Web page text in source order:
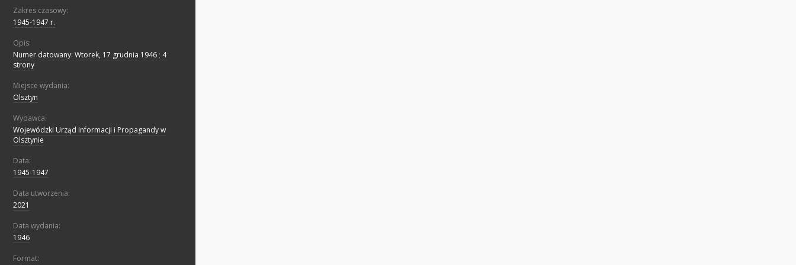
Zakres czasowy:
1945-1947 r.
Opis:
Numer datowany: Wtorek, 17 grudnia 1946 ; 4
strony
Miejsce wydania:
Olsztyn
Wydawca:
Wojewódzki Urząd Informacji i Propagandy w
Olsztynie
Data:
1945-1947
Data utworzenia:
2021
Data wydania:
1946
Format: